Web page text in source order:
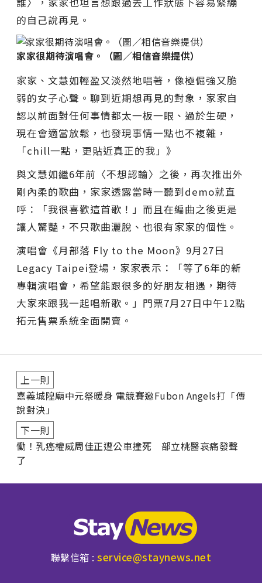
的自己說再見。
家家很期待演唱會。（圖／相信音樂提供）
家家、文慧如輕盈又淡然地唱著，像極倔強又脆
弱的女子心聲。聊到近期想再見的對象，家家自
認以前面對任何事情都太一板一眼、過於生硬，
現在會適當放鬆，也發現事情一點也不複雜，
「chill一點，更貼近真正的我」》
與文慧如繼6年前〈不想認輸〉之後，再次推出外
剛內柔的歌曲，家家透露當時一聽到demo就直
呼：「我很喜歡這首歌！」而且在編曲之後更是
讓人驚豔，不只歌曲灑脫、也很有家家的個性。
演唱會《月部落 Fly to the Moon》9月27日
Legacy Taipei登場，家家表示：「等了6年的新
專輯演唱會，希望能跟很多的好朋友相遇，期待
大家來跟我一起唱新歌。」門票7月27日中午12點
拓元售票系統全面開賣。
上一則
嘉義城隍廟中元祭暖身 電競賽邀Fubon Angels打「傳
說對決」
下一則
慟！乳癌權威周佳正遭公車撞死 部立桃醫哀痛發聲
了
聯繫信箱 :service@staynews.net